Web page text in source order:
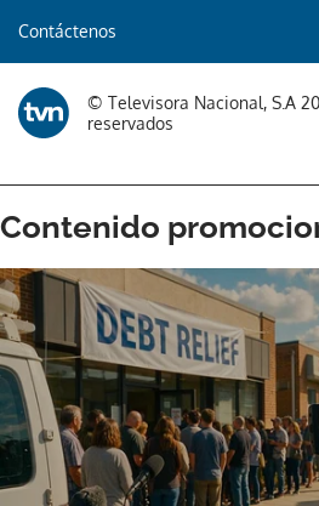
Contáctenos
© Televisora Nacional, S.A
reservados